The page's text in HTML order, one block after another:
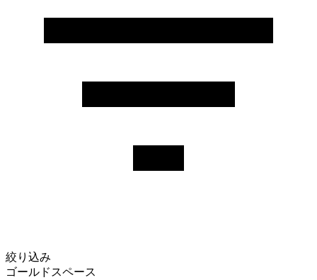
絞り込み
ゴールドスペース